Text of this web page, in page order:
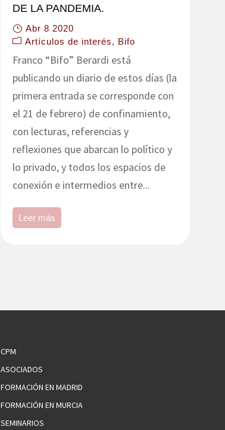
DE LA PANDEMIA.
Abr 8 2020
Artículos de interés
Bifo
Franco “Bifo” Berardi está
publicando un diario de estos días (la
primera entrada se corresponde con
el 21 de febrero) de confinamiento,
con lecturas, referencias y
reflexiones que abarcan lo político y
lo privado, y todos los espacios de
conexión e intermedios entre...
Leer más
CPM
ASOCIADOS
FORMACIÓN EN MADRID
FORMACIÓN EN MURCIA
SEMINARIOS